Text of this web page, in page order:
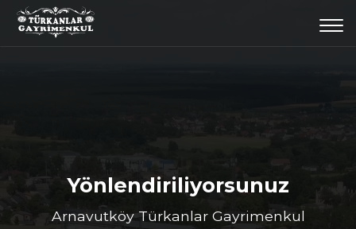
Yönlendiriliyorsunuz
Arnavutköy Türkanlar Gayrimenkul